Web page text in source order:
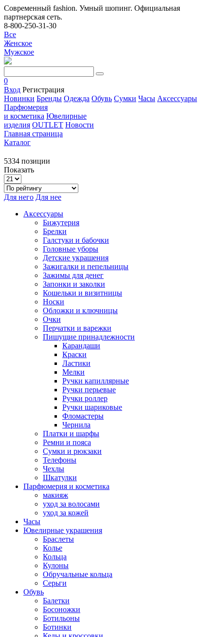
Современный fashion. Умный шопинг. Официальная
партнерская сеть.
8-800-250-31-30
Все
Женское
Мужское
0
Вход Регистрация
Новинки Бренды Одежда Обувь Сумки Часы Аксессуары
Парфюмерия
и косметика Ювелирные
изделия OUTLET Новости
Главная страница
Каталог
5334 позиции
Показать
Для него Для нее
Аксессуары
Бижутерия
Брелки
Галстуки и бабочки
Головные уборы
Детские украшения
Зажигалки и пепельницы
Зажимы для денег
Запонки и заколки
Кошельки и визитницы
Носки
Обложки и ключницы
Очки
Перчатки и варежки
Пишущие принадлежности
Карандаши
Краски
Ластики
Мелки
Ручки капиллярные
Ручки перьевые
Ручки роллер
Ручки шариковые
Фломастеры
Чернила
Платки и шарфы
Ремни и пояса
Сумки и рюкзаки
Телефоны
Чехлы
Шкатулки
Парфюмерия и косметика
макияж
уход за волосами
уход за кожей
Часы
Ювелирные украшения
Браслеты
Колье
Кольца
Кулоны
Обручальные кольца
Серьги
Обувь
Балетки
Босоножки
Ботильоны
Ботинки